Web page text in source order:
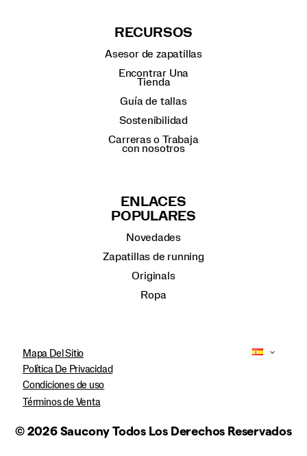
RECURSOS
Asesor de zapatillas
Encontrar Una
Tienda
Guía de tallas
Sostenibilidad
Carreras o Trabaja
con nosotros
ENLACES
POPULARES
Novedades
Zapatillas de running
Originals
Ropa
Mapa Del Sitio
Política De Privacidad
Condiciones de uso
Términos de Venta
© 2026 Saucony Todos Los Derechos Reservados